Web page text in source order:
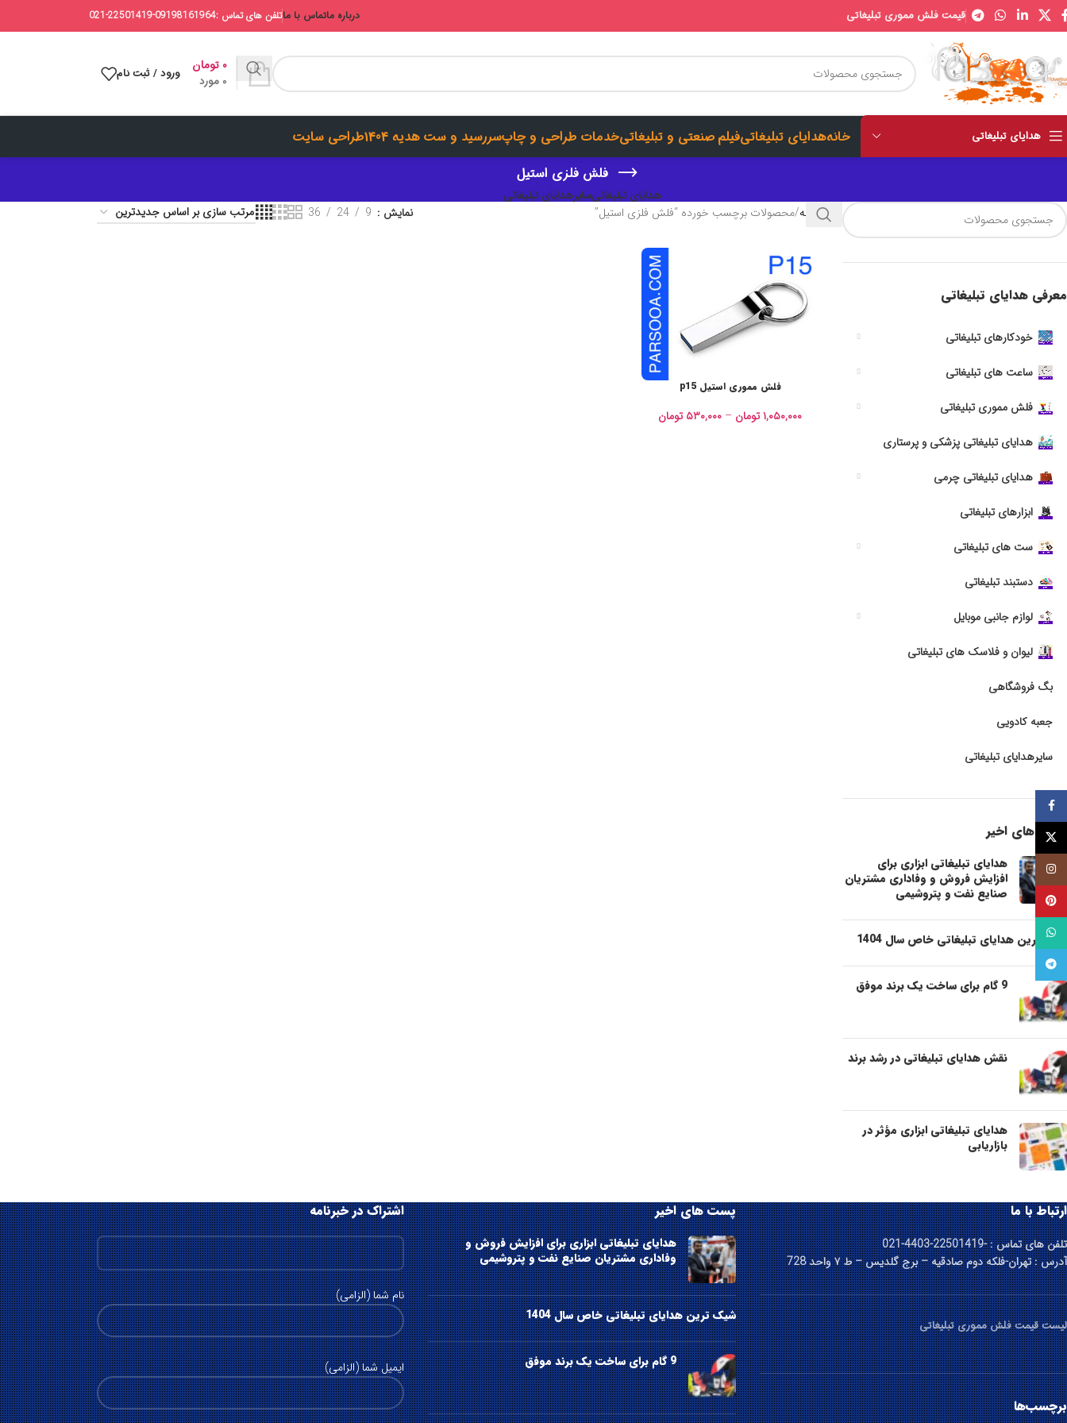
قیمت فلش مموری تبلیغاتی درباره ماتماس با ماتلفن های تماس :09198161964-22501419-021
0 مورد
۰ تومان ورود / ثبت نام
هدایای تبلیغاتی خانههدایای تبلیغاتیفیلم صنعتی و تبلیغاتیخدمات طراحی و چاپسررسید و ست هدیه 1404
طراحی سایت
فلش فلزی استیل
هدایای تبلیغاتیسایرهدایای تبلیغاتی
معرفی هدایای تبلیغاتی
خودکارهای تبلیغاتی
ساعت های تبلیغاتی
فلش مموری تبلیغاتی
هدایای تبلیغاتی پزشکی و پرستاری
هدایای تبلیغاتی چرمی
ابزارهای تبلیغاتی
ست های تبلیغاتی
دستبند تبلیغاتی
لوازم جانبی موبایل
لیوان و فلاسک های تبلیغاتی
بگ فروشگاهی
جعبه کادویی
سایرهدایای تبلیغاتی
پست های اخیر
هدایای تبلیغاتی ابزاری برای
افزایش فروش و وفاداری مشتریان
صنایع نفت و پتروشیمی
شیک ترین هدایای تبلیغاتی خاص سال 1404
9 گام برای ساخت یک برند موفق
نقش هدایای تبلیغاتی در رشد برند
هدایای تبلیغاتی ابزاری مؤثر در
بازاریابی
خانه محصولات برچسب خورده “فلش فلزی استیل” نمایش 9
24
36
فلش مموری استیل p15
۱,۰۵۰,۰۰۰تومان – ۵۳۰,۰۰۰ تومان
ارتباط با ما
تلفن های تماس : -22501419-4403-021
آدرس : تهران-فلکه دوم صادقیه – برج گلدیس – ط ۷ واحد 728
لیست قیمت فلش مموری تبلیغاتی
برچسب‌ها
پست های اخیر
هدایای تبلیغاتی ابزاری برای افزایش فروش و
وفاداری مشتریان صنایع نفت و پتروشیمی
شیک ترین هدایای تبلیغاتی خاص سال 1404
9 گام برای ساخت یک برند موفق
اشتراک در خبرنامه
نام شما (الزامی)
ایمیل شما (الزامی)
توئیتر (X)
اینستاگرام
پینترست
واتساپ
تلگرام